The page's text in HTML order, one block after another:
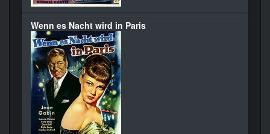
Wenn es Nacht wird in Paris